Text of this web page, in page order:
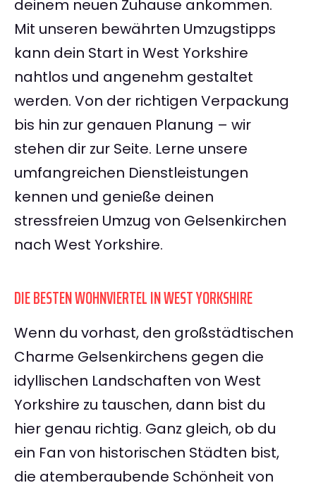
deinem neuen Zuhause ankommen.
Mit unseren bewährten Umzugstipps
kann dein Start in West Yorkshire
nahtlos und angenehm gestaltet
werden. Von der richtigen Verpackung
bis hin zur genauen Planung – wir
stehen dir zur Seite. Lerne unsere
umfangreichen Dienstleistungen
kennen und genieße deinen
stressfreien Umzug von Gelsenkirchen
nach West Yorkshire.
DIE BESTEN WOHNVIERTEL IN WEST YORKSHIRE
Wenn du vorhast, den großstädtischen
Charme Gelsenkirchens gegen die
idyllischen Landschaften von West
Yorkshire zu tauschen, dann bist du
hier genau richtig. Ganz gleich, ob du
ein Fan von historischen Städten bist,
die atemberaubende Schönheit von